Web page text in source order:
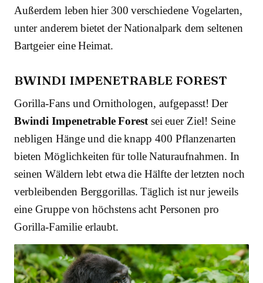
Außerdem leben hier 300 verschiedene Vogelarten,
unter anderem bietet der Nationalpark dem seltenen
Bartgeier eine Heimat.
BWINDI IMPENETRABLE FOREST
Gorilla-Fans und Ornithologen, aufgepasst! Der
Bwindi Impenetrable Forest sei euer Ziel! Seine
nebligen Hänge und die knapp 400 Pflanzenarten
bieten Möglichkeiten für tolle Naturaufnahmen. In
seinen Wäldern lebt etwa die Hälfte der letzten noch
verbleibenden Berggorillas. Täglich ist nur jeweils
eine Gruppe von höchstens acht Personen pro
Gorilla-Familie erlaubt.